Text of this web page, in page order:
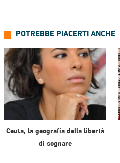
POTREBBE PIACERTI ANCHE
Ceuta, la geografia della libertà
di sognare